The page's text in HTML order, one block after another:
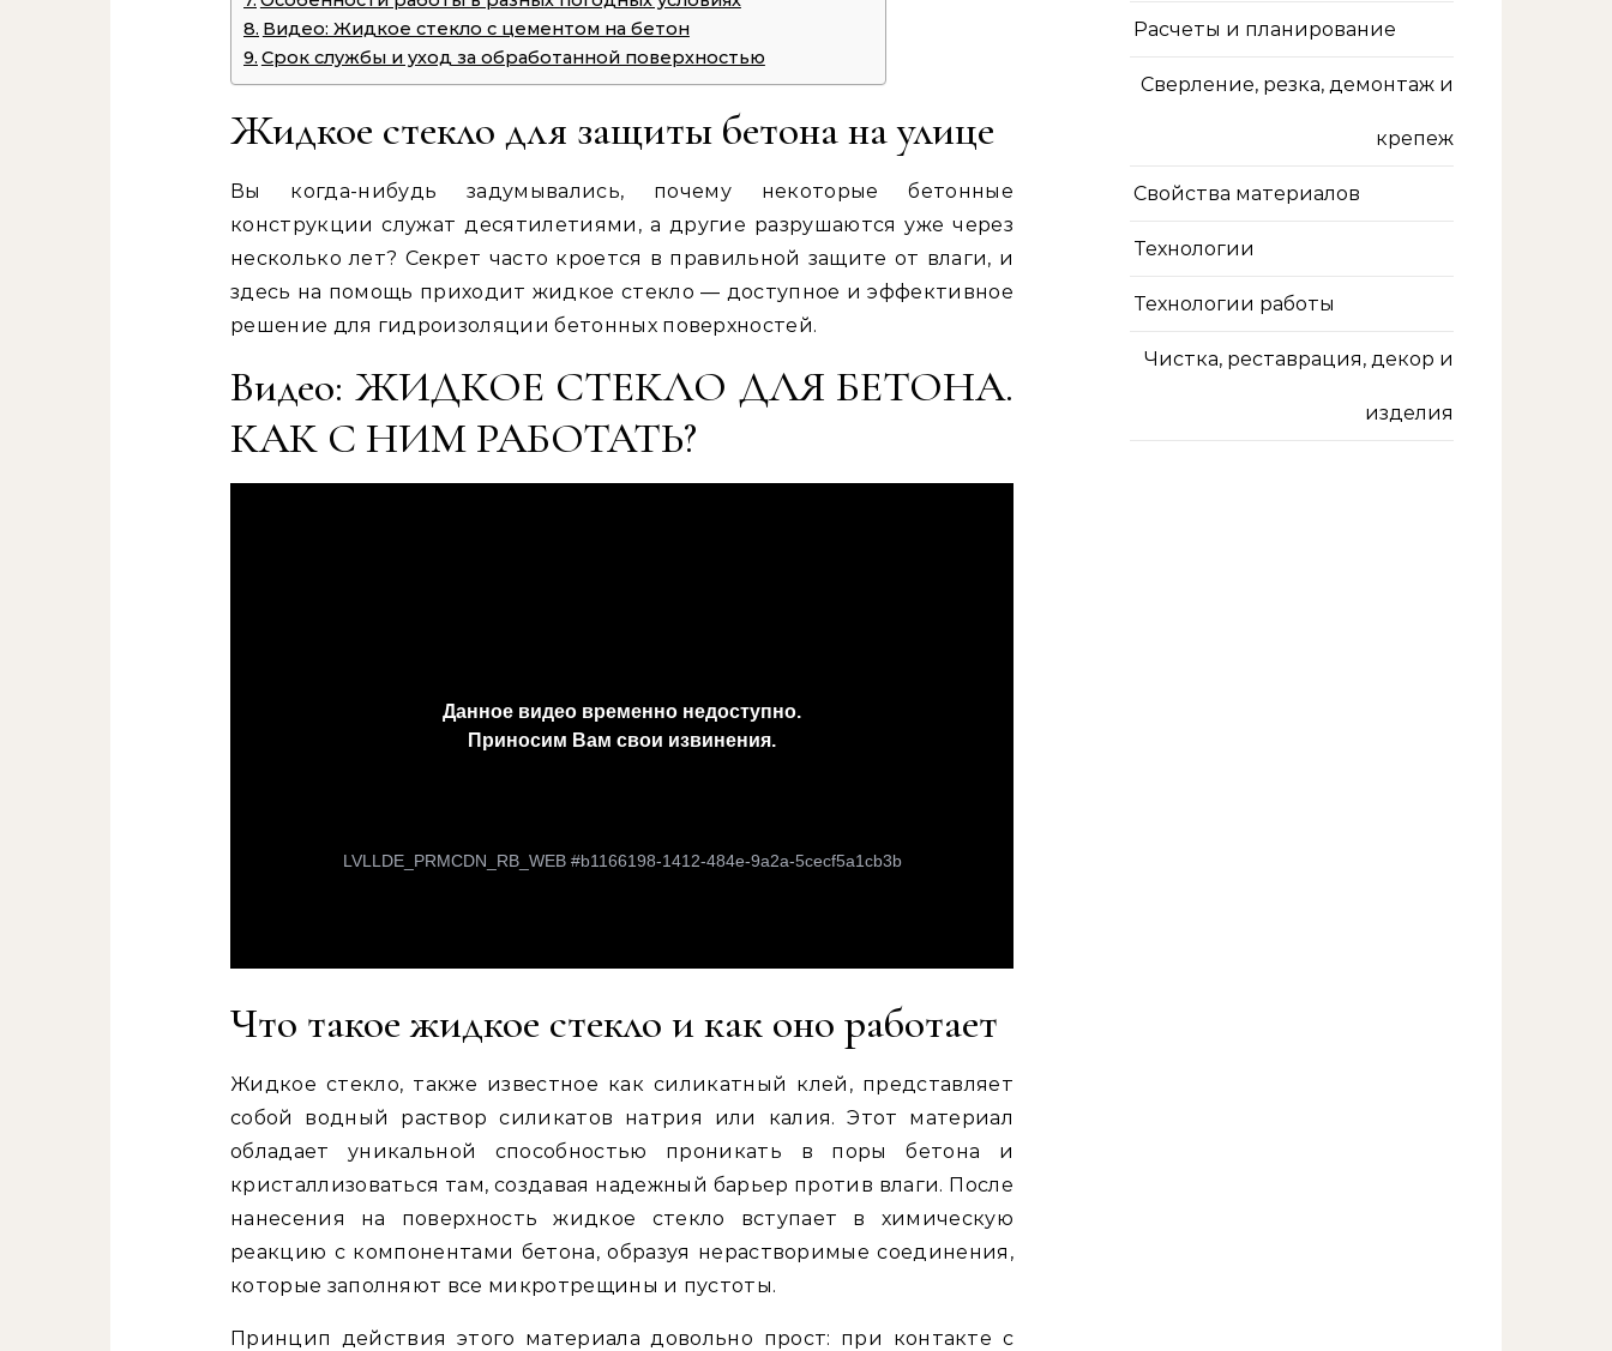
Видео: Жидкое стекло с цементом на бетон
Срок службы и уход за обработанной поверхностью
Жидкое стекло для защиты бетона на улице
Вы когда-нибудь задумывались, почему некоторые бетонные
конструкции служат десятилетиями, а другие разрушаются уже через
несколько лет? Секрет часто кроется в правильной защите от влаги, и
здесь на помощь приходит жидкое стекло — доступное и эффективное
решение для гидроизоляции бетонных поверхностей.
Видео: ЖИДКОЕ СТЕКЛО ДЛЯ БЕТОНА.
КАК С НИМ РАБОТАТЬ?
Что такое жидкое стекло и как оно работает
Жидкое стекло, также известное как силикатный клей, представляет
собой водный раствор силикатов натрия или калия. Этот материал
обладает уникальной способностью проникать в поры бетона и
кристаллизоваться там, создавая надежный барьер против влаги. После
нанесения на поверхность жидкое стекло вступает в химическую
реакцию с компонентами бетона, образуя нерастворимые соединения,
которые заполняют все микротрещины и пустоты.
Принцип действия этого материала довольно прост: при контакте с
Расчеты и планирование
Сверление, резка, демонтаж и
крепеж
Свойства материалов
Технологии
Технологии работы
Чистка, реставрация, декор и
изделия